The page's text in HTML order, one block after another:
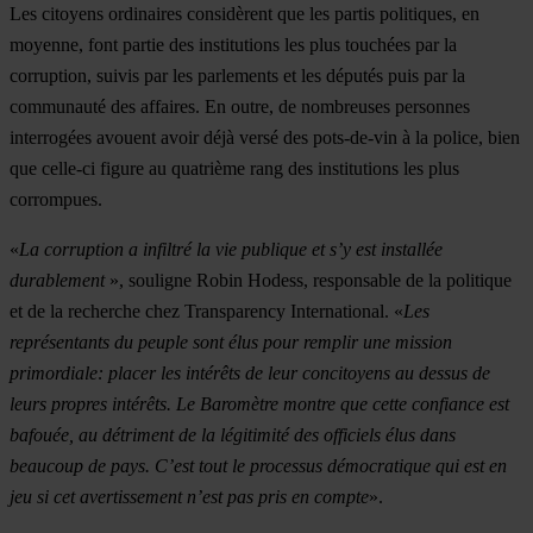
Les citoyens ordinaires considèrent que les partis politiques, en
moyenne, font partie des institutions les plus touchées par la
corruption, suivis par les parlements et les députés puis par la
communauté des affaires. En outre, de nombreuses personnes
interrogées avouent avoir déjà versé des pots-de-vin à la police, bien
que celle-ci figure au quatrième rang des institutions les plus
corrompues.
«La corruption a infiltré la vie publique et s’y est installée
durablement», souligne Robin Hodess, responsable de la politique
et de la recherche chez Transparency International. «Les
représentants du peuple sont élus pour remplir une mission
primordiale: placer les intérêts de leur concitoyens au dessus de
leurs propres intérêts. Le Baromètre montre que cette confiance est
bafouée, au détriment de la légitimité des officiels élus dans
beaucoup de pays. C’est tout le processus démocratique qui est en
jeu si cet avertissement n’est pas pris en compte».